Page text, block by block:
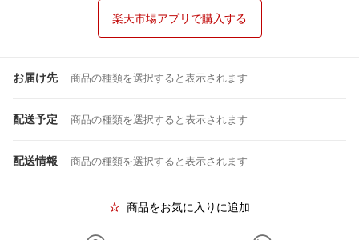
楽天市場アプリで購入する
お届け先 商品の種類を選択すると表示されます
配送予定 商品の種類を選択すると表示されます
配送情報 商品の種類を選択すると表示されます
商品をお気に入りに追加